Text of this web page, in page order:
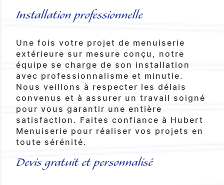
Installation professionnelle
Une fois votre projet de menuiserie
extérieure sur mesure conçu, notre
équipe se charge de son installation
avec professionnalisme et minutie.
Nous veillons à respecter les délais
convenus et à assurer un travail soigné
pour vous garantir une entière
satisfaction. Faites confiance à Hubert
Menuiserie pour réaliser vos projets en
toute sérénité.
Devis gratuit et personnalisé